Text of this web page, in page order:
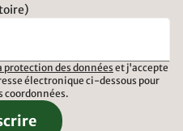
des donnéeset j'accepte
électronique ci-dessous pour
coordonnées.